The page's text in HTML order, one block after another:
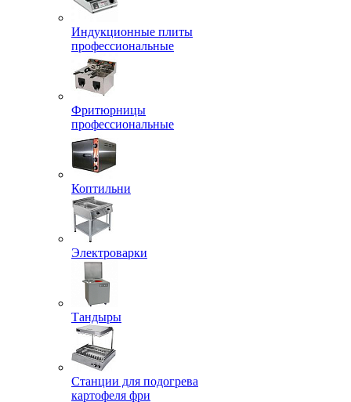
Индукционные плиты
профессиональные
Фритюрницы
профессиональные
Коптильни
Электроварки
Тандыры
Станции для подогрева
картофеля фри